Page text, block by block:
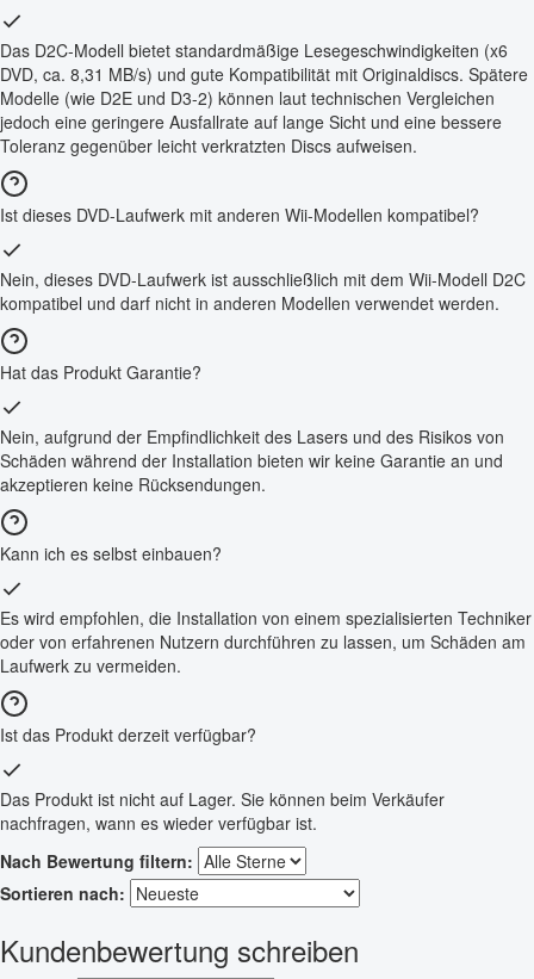
Das D2C-Modell bietet standardmäßige Lesegeschwindigkeiten (x6
DVD, ca. 8,31 MB/s) und gute Kompatibilität mit Originaldiscs. Spätere
Modelle (wie D2E und D3-2) können laut technischen Vergleichen
jedoch eine geringere Ausfallrate auf lange Sicht und eine bessere
Toleranz gegenüber leicht verkratzten Discs aufweisen.
Ist dieses DVD-Laufwerk mit anderen Wii-Modellen kompatibel?
Nein, dieses DVD-Laufwerk ist ausschließlich mit dem Wii-Modell D2C
kompatibel und darf nicht in anderen Modellen verwendet werden.
Hat das Produkt Garantie?
Nein, aufgrund der Empfindlichkeit des Lasers und des Risikos von
Schäden während der Installation bieten wir keine Garantie an und
akzeptieren keine Rücksendungen.
Kann ich es selbst einbauen?
Es wird empfohlen, die Installation von einem spezialisierten Techniker
oder von erfahrenen Nutzern durchführen zu lassen, um Schäden am
Laufwerk zu vermeiden.
Ist das Produkt derzeit verfügbar?
Das Produkt ist nicht auf Lager. Sie können beim Verkäufer
nachfragen, wann es wieder verfügbar ist.
Nach Bewertung filtern:
Sortieren nach:
Kundenbewertung schreiben